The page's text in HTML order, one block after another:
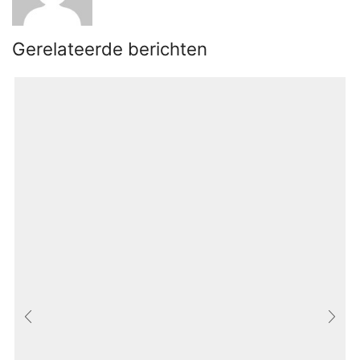
Gerelateerde berichten